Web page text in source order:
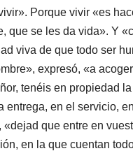
Porque vivir «es
que se les da vida». Y
viva de que todo ser
expresó, «a
tenéis en propiedad
en el servicio,
que entre en
en la que cuentan